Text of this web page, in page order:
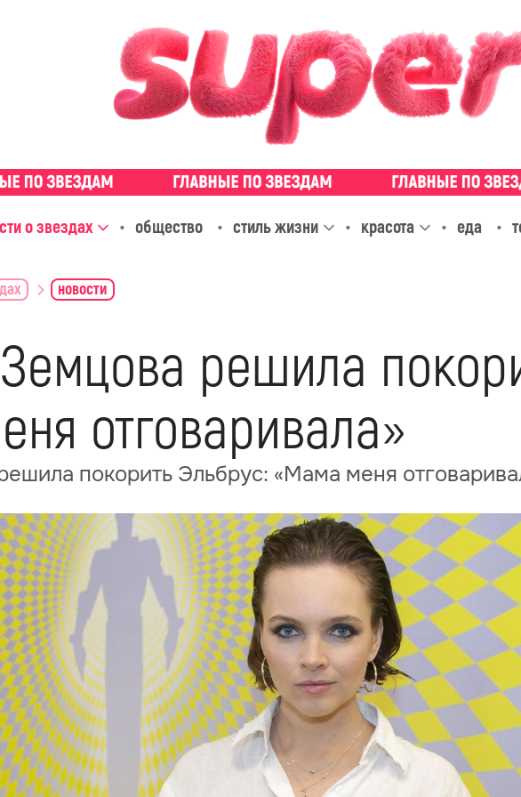
о звездах общество стиль жизни красота еда
новости
решила
отговаривала»
покорить Эльбрус: «Мама меня